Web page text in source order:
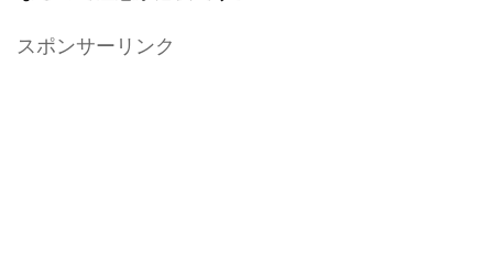
スポンサーリンク